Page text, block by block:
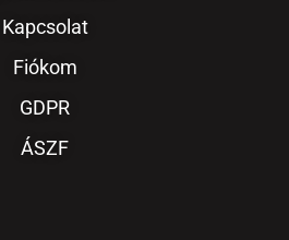
Kapcsolat
Fiókom
GDPR
ÁSZF